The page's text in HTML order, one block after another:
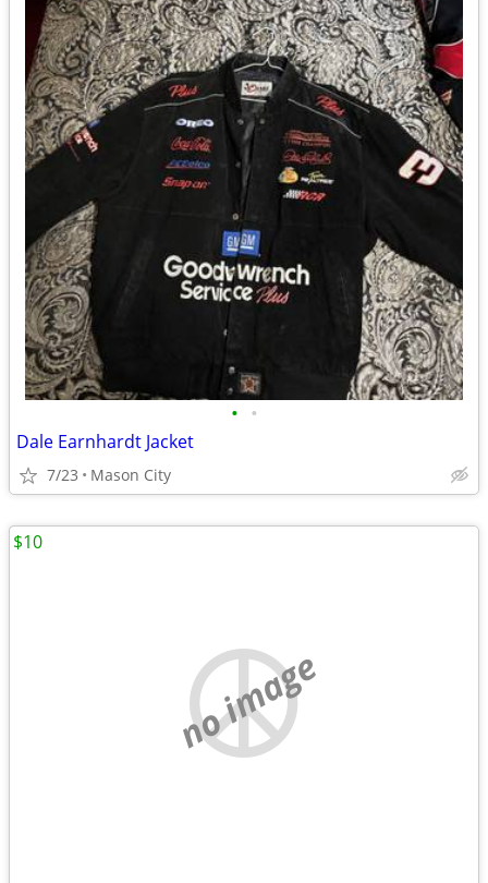
• •
Dale Earnhardt Jacket
7/23 Mason City
no image
$10